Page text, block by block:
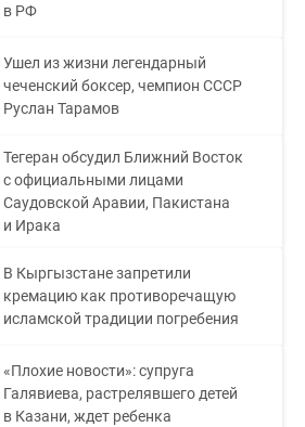
в РФ
Ушел из жизни легендарный
чеченский боксер, чемпион СССР
Руслан Тарамов
Тегеран обсудил Ближний Восток
с официальными лицами
Саудовской Аравии, Пакистана
и Ирака
В Кыргызстане запретили
кремацию как противоречащую
исламской традиции погребения
«Плохие новости»: супруга
Галявиева, растрелявшего детей
в Казани, ждет ребенка